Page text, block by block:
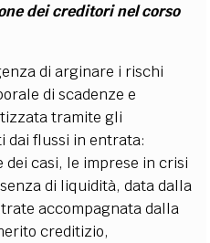
dei creditori nel corso
di arginare i rischi
di scadenze e
tramite gli
flussi in entrata:
casi, le imprese in crisi
di liquidità, data dalla
accompagnata dalla
creditizio,